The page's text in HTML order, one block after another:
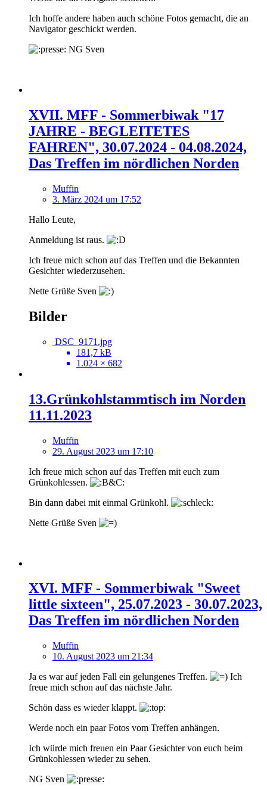
Ich hoffe andere haben auch schöne Fotos gemacht, die an
Navigator geschickt werden.
NG Sven
XVII. MFF - Sommerbiwak "17
JAHRE - BEGLEITETES
FAHREN", 30.07.2024 - 04.08.2024,
Das Treffen im nördlichen Norden
Muffin
3. März 2024 um 17:52
Hallo Leute,
Anmeldung ist raus.
Ich freue mich schon auf das Treffen und die Bekannten
Gesichter wiederzusehen.
Nette Grüße Sven
Bilder
DSC_9171.jpg
181,7 kB
1.024 × 682
13.Grünkohlstammtisch im Norden
11.11.2023
Muffin
29. August 2023 um 17:10
Ich freue mich schon auf das Treffen mit euch zum
Grünkohlessen.
Bin dann dabei mit einmal Grünkohl.
Nette Grüße Sven
XVI. MFF - Sommerbiwak "Sweet
little sixteen", 25.07.2023 - 30.07.2023,
Das Treffen im nördlichen Norden
Muffin
10. August 2023 um 21:34
Ja es war auf jeden Fall ein gelungenes Treffen.
Ich
freue mich schon auf das nächste Jahr.
Schön dass es wieder klappt.
Werde noch ein paar Fotos vom Treffen anhängen.
Ich würde mich freuen ein Paar Gesichter von euch beim
Grünkohlessen wieder zu sehen.
NG Sven